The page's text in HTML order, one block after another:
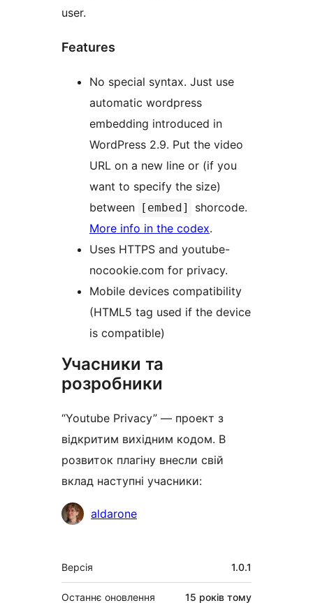
user.
Features
No special syntax. Just use
automatic wordpress
embedding introduced in
WordPress 2.9. Put the video
URL on a new line or (if you
want to specify the size)
between
[embed]
shorcode.
More info in the codex.
Uses HTTPS and youtube-
nocookie.com for privacy.
Mobile devices compatibility
(HTML5 tag used if the device
is compatible)
Учасники та
розробники
“Youtube Privacy” — проект з
відкритим вихідним кодом. В
розвиток плагіну внесли свій
вклад наступні учасники:
Учасникиaldarone
Мета
Версія 1.0.1
Останнє оновлення 15 років тому